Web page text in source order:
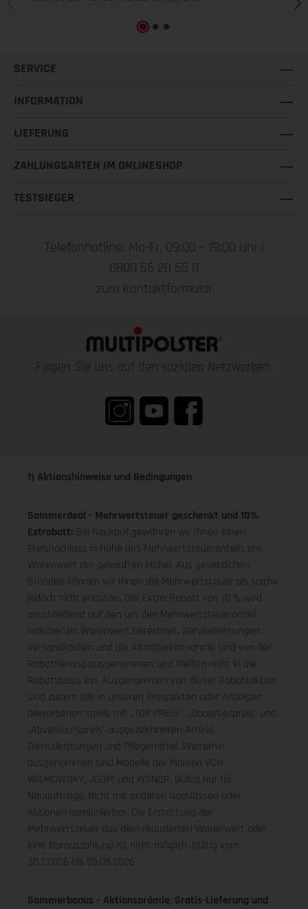
SERVICE
INFORMATION
LIEFERUNG
ZAHLUNGSARTEN IM ONLINESHOP
TESTSIEGER
Telefonhotline: Mo-Fr, 09:00 – 19:00 Uhr |
0800 55 20 55 0
zum Kontaktformular
Folgen Sie uns auf den sozialen Netzwerken:
1) Aktionshinweise und Bedingungen
Sommerdeal - Mehrwertsteuer geschenkt und 10%
Extrabatt: Bei Neukauf gewähren wir Ihnen einen
Preisnachlass in Höhe des Mehrwertsteueranteils am
Warenwert der gekauften Möbel. Aus gesetzlichen
Gründen können wir Ihnen die Mehrwertsteuer als solche
jedoch nicht erlassen. Der Extra-Rabatt von 10 % wird
anschließend auf den um den Mehrwertsteueranteil
reduzierten Warenwert berechnet. Serviceleistungen,
Versandkosten und die Altmöbelmitnahme sind von der
Rabattierung ausgenommen und fließen nicht in die
Rabattbasis ein. Ausgenommen von dieser Rabattaktion
sind zudem alle in unseren Prospekten oder Anzeigen
beworbenen sowie mit „TOP PREIS", „Dauertiefpreis" und
„Abverkaufspreis" ausgezeichneten Artikel,
Dienstleistungen und Pflegemittel. Weiterhin
ausgenommen sind Modelle der Marken VON
WILMOWSKY, JOOP! und KOINOR. Gültig nur für
Neuaufträge. Nicht mit anderen Nachlässen oder
Aktionen kombinierbar. Die Erstattung der
Mehrwertsteuer aus dem reduzierten Warenwert oder
eine Barauszahlung ist nicht möglich. Gültig vom
30.7.2026 bis 25.08.2026
Sommerbonus – Aktionsprämie, Gratis-Lieferung und